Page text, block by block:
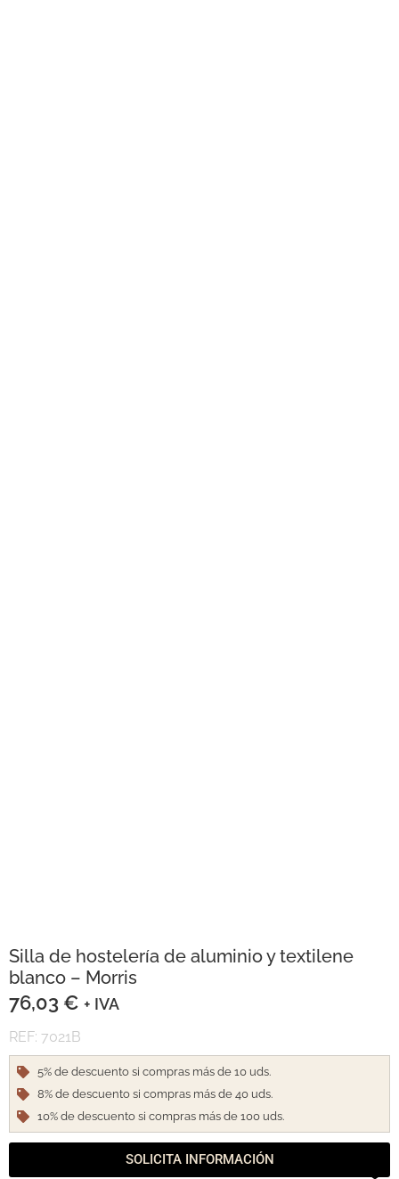
Silla de hostelería de aluminio y textilene
blanco – Morris
76,03 € + IVA
REF: 7021B
5% de descuento si compras más de 10 uds.
8% de descuento si compras más de 40 uds.
10% de descuento si compras más de 100 uds.
SOLICITA INFORMACIÓN